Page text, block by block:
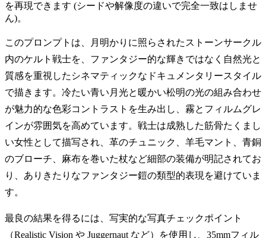
を再現できます (シードや解像度の違いで完全一致はしませ
ん)。
このプロンプトは、月明かりに照らされたストーンサークル
内のケルト戦士を、ファンタジー的な輝きではなく自然光と
質感を重視したシネマティックなドキュメンタリースタイル
で描きます。冷たい青い月光と暖かい松明の光の組み合わせ
が魅力的な色彩コントラストを生み出し、霧とフィルムグレ
インが雰囲気を高めています。戦士は成熟した筋骨たくまし
い女性として描写され、革のチュニック、羊毛マント、青銅
のブローチ、麻布を巻いた杖など細部の装備が明記されてお
り、ありきたりなファンタジー鎧の類型的表現を避けていま
す。
最良の結果を得るには、写実的な写真チェックポイント
（Realistic Vision や Juggernaut など）を使用し、35mmフィル